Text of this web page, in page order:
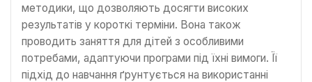
методики, що дозволяють досягти високих
результатів у короткі терміни. Вона також
проводить заняття для дітей з особливими
потребами, адаптуючи програми під їхні вимоги. Її
підхід до навчання ґрунтується на використанні